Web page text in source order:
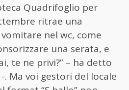
Quadrifoglio per
ritrae una
nel wc, come
una serata, e
te ne privi?” – ha detto
. Ma voi gestori del locale